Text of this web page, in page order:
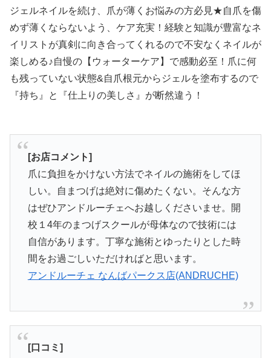
ジェルネイルを続け、爪が薄くお悩みの方必見★自爪を傷
めず薄くならないよう、ケア充実！経験と知識が豊富なネ
イリストが真剣に向き合ってくれるので不安なくネイルが
楽しめる♪自慢の【ウォーターケア】で感動必至！爪に何
も残っていない状態&自爪根元からジェルを塗布するので
『持ち』と『仕上りの美しさ』が断然違う！
[お店コメント]
爪に負担をかけない方法でネイルの施術をしてほ
しい。自まつげは絶対に傷めたくない。そんな方
はぜひアンドルーチェへお越しくださいませ。開
校１4年のまつげスクールが母体なので技術には
自信があります。丁寧な施術とゆったりとした時
間をお過ごしいただければと思います。
アンドルーチェ なんばパークス店(ANDRUCHE)
[口コミ]